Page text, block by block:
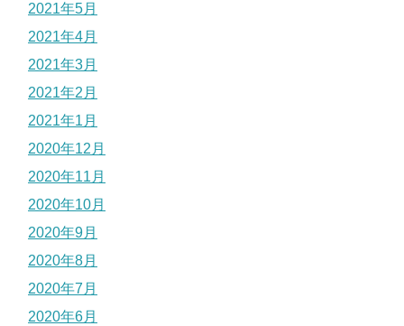
2021年5月
2021年4月
2021年3月
2021年2月
2021年1月
2020年12月
2020年11月
2020年10月
2020年9月
2020年8月
2020年7月
2020年6月